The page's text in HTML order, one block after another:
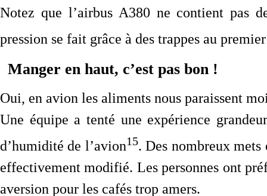
Notez que l’airbus A380 ne contient pas
pression se fait grâce à des trappes au
Manger en haut, c’est pas bon !
Oui, en avion les aliments nous paraissent
Une équipe a tenté une expérience
d’humidité de l’avion15. Des nombreux mets
effectivement modifié. Les personnes ont
aversion pour les cafés trop amers.